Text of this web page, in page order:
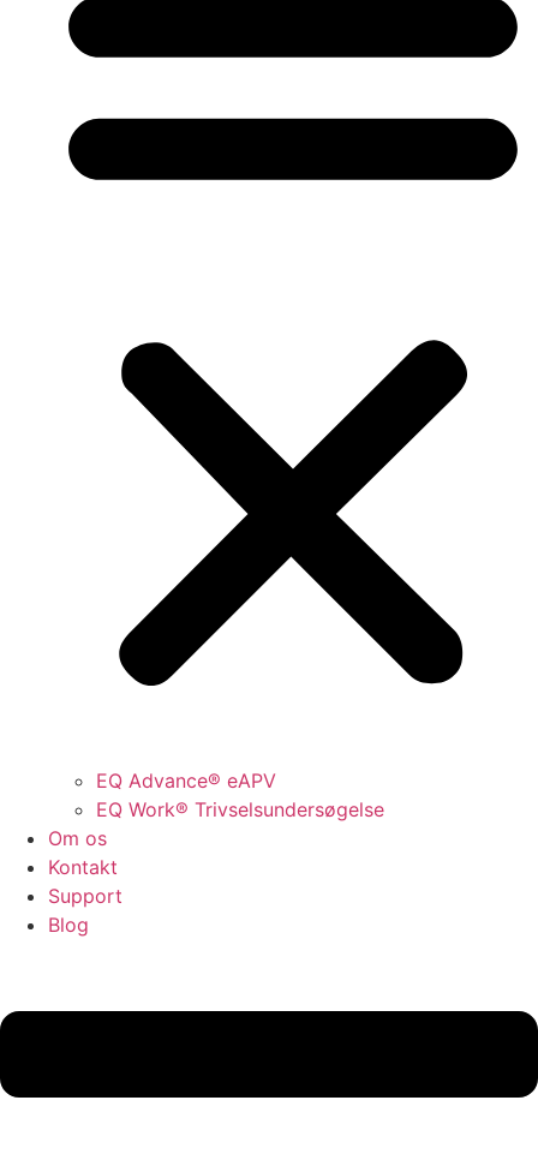
EQ Advance® eAPV
EQ Work® Trivselsundersøgelse
Om os
Kontakt
Support
Blog